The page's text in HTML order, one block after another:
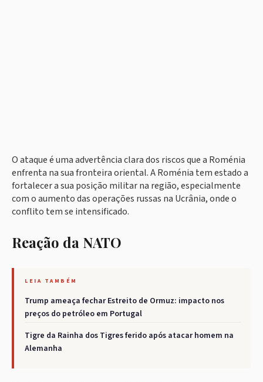
O ataque é uma advertência clara dos riscos que a Roménia
enfrenta na sua fronteira oriental. A Roménia tem estado a
fortalecer a sua posição militar na região, especialmente
com o aumento das operações russas na Ucrânia, onde o
conflito tem se intensificado.
Reação da NATO
LEIA TAMBÉM
Trump ameaça fechar Estreito de Ormuz: impacto nos
preços do petróleo em Portugal
Tigre da Rainha dos Tigres ferido após atacar homem na
Alemanha